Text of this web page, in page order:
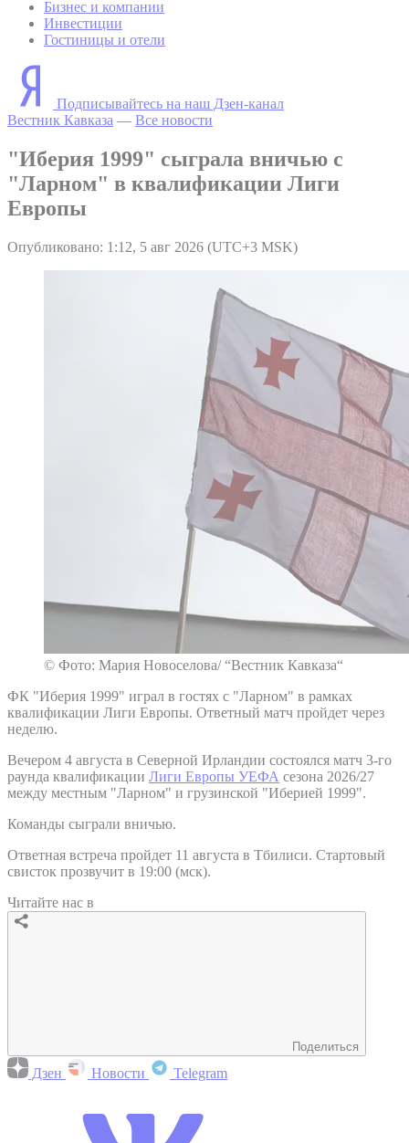
Бизнес и компании
Инвестиции
Гостиницы и отели
Подписывайтесь на наш Дзен-канал
Вестник Кавказа — Все новости
"Иберия 1999" сыграла вничью с
"Ларном" в квалификации Лиги
Европы
Опубликовано: 1:12, 5 авг 2026 (UTC+3 MSK)
© Фото: Мария Новоселова/ “Вестник Кавказа“
ФК "Иберия 1999" играл в гостях с "Ларном" в рамках
квалификации Лиги Европы. Ответный матч пройдет через
неделю.
Вечером 4 августа в Северной Ирландии состоялся матч 3-го
раунда квалификации Лиги Европы УЕФА сезона 2026/27
между местным "Ларном" и грузинской "Иберией 1999".
Команды сыграли вничью.
Ответная встреча пройдет 11 августа в Тбилиси. Стартовый
свисток прозвучит в 19:00 (мск).
Читайте нас в
Поделиться
Дзен Новости Telegram